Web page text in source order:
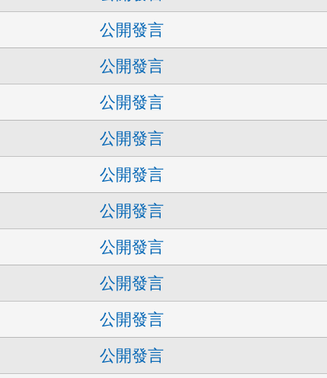
公開發言
公開發言
公開發言
公開發言
公開發言
公開發言
公開發言
公開發言
公開發言
公開發言